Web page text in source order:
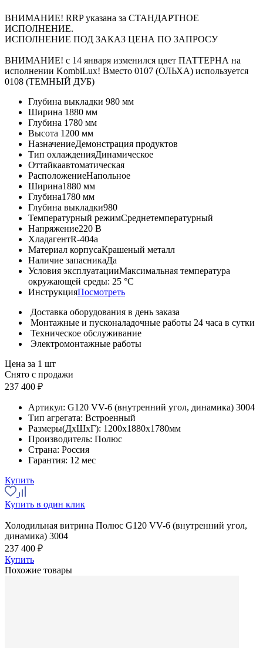
ВНИМАНИЕ! RRP указана за СТАНДАРТНОЕ
ИСПОЛНЕНИЕ.
ИСПОЛНЕНИЕ ПОД ЗАКАЗ ЦЕНА ПО ЗАПРОСУ
ВНИМАНИЕ! с 14 января изменился цвет ПАТТЕРНА на
исполнении KombiLux! Вместо 0107 (ОЛЬХА) используется
0108 (ТЕМНЫЙ ДУБ)
Глубина выкладки 980 мм
Ширина 1880 мм
Глубина 1780 мм
Высота 1200 мм
НазначениеДемонстрация продуктов
Тип охлажденияДинамическое
Оттайкаавтоматическая
РасположениеНапольное
Ширина1880 мм
Глубина1780 мм
Глубина выкладки980
Температурный режимСреднетемпературный
Напряжение220 В
ХладагентR-404a
Материал корпусаКрашеный металл
Наличие запасникаДа
Условия эксплуатацииМаксимальная температура
окружающей среды: 25 °С
ИнструкцияПосмотреть
Доставка оборудования в день заказа
Монтажные и пусконаладочные работы 24 часа в сутки
Техническое обслуживание
Электромонтажные работы
Цена за 1 шт
Снято с продажи
237 400 ₽
Артикул: G120 VV-6 (внутренний угол, динамика) 3004
Тип агрегата: Встроенный
Размеры(ДхШхГ): 1200x1880x1780мм
Производитель: Полюс
Страна: Россия
Гарантия: 12 мес
Купить
Купить в один клик
Холодильная витрина Полюс G120 VV-6 (внутренний угол,
динамика) 3004
237 400 ₽
Купить
Похожие товары